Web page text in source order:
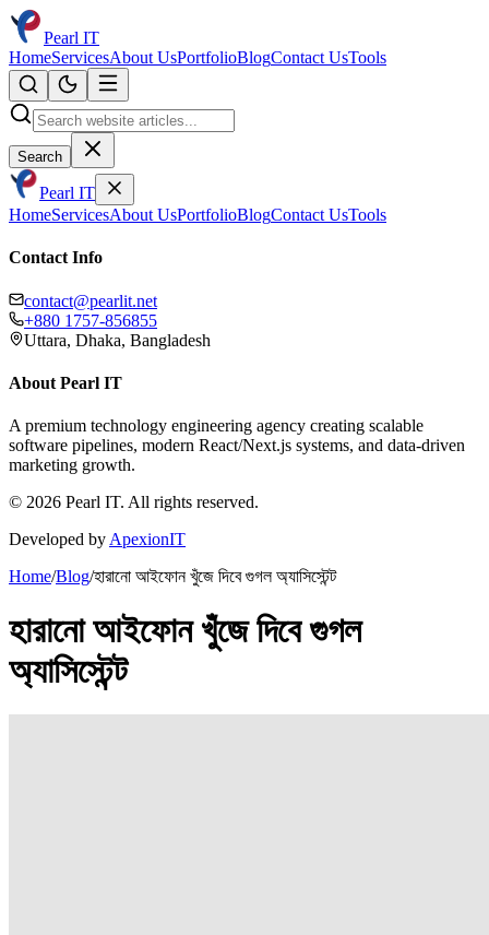
Pearl IT
HomeServicesAbout UsPortfolioBlogContact UsTools
Search
Pearl IT
HomeServicesAbout UsPortfolioBlogContact UsTools
Contact Info
contact@pearlit.net
+880 1757-856855
Uttara, Dhaka, Bangladesh
About Pearl IT
A premium technology engineering agency creating scalable
software pipelines, modern React/Next.js systems, and data-driven
marketing growth.
© 2026 Pearl IT. All rights reserved.
Developed by ApexionIT
Home/Blog/হারানো আইফোন খুঁজে দিবে গুগল অ্যাসিস্টেন্ট
হারানো আইফোন খুঁজে দিবে গুগল
অ্যাসিস্টেন্ট